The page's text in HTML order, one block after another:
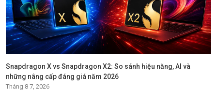
Snapdragon X vs Snapdragon X2: So sánh hiệu năng, AI và
những nâng cấp đáng giá năm 2026
Tháng 8 7, 2026